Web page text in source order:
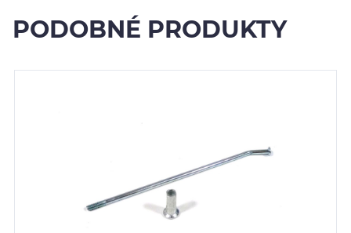
PODOBNÉ PRODUKTY